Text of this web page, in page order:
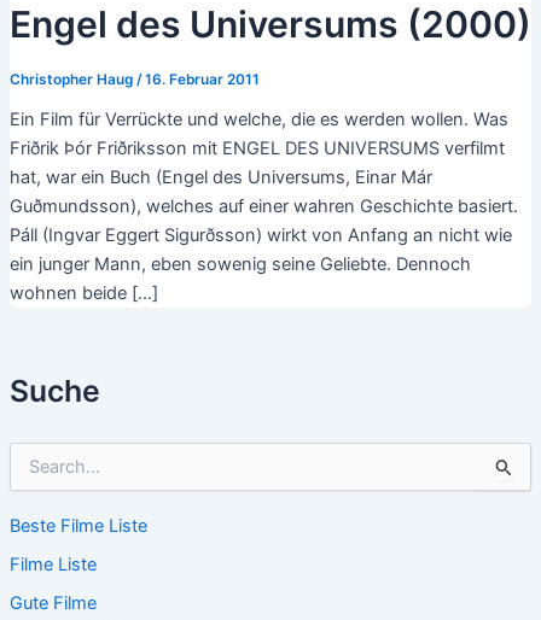
Suche
h
n
n
Beste Filme Liste
Filme Liste
Gute Filme
Engel des Universums (2000)
Christopher Haug /16. Februar 2011
Ein Film für Verrückte und welche, die es werden wollen. Was
Friðrik Þór Friðriksson mit ENGEL DES UNIVERSUMS verfilmt
hat, war ein Buch (Engel des Universums, Einar Már
Guðmundsson), welches auf einer wahren Geschichte basiert.
Páll (Ingvar Eggert Sigurðsson) wirkt von Anfang an nicht wie
ein junger Mann, eben sowenig seine Geliebte. Dennoch
wohnen beide […]